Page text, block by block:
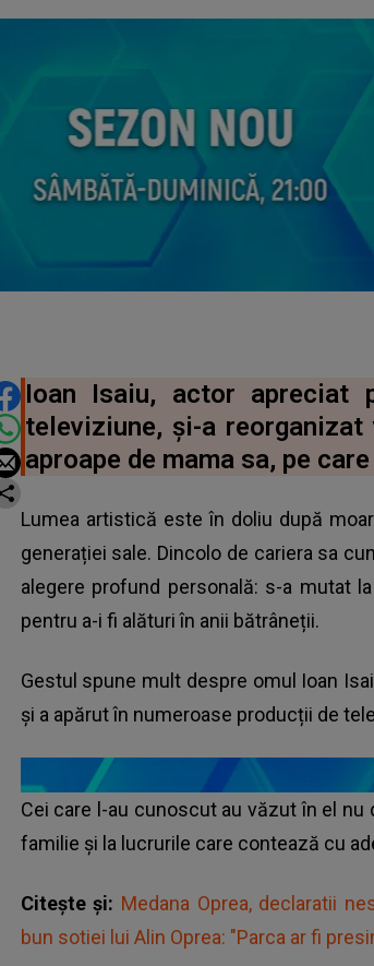
ARTICOLUL
Ioan Isaiu, actor apreciat
televiziune, și-a
aproape de mama sa, pe
Lumea artistică este în doliu după
generației sale. Dincolo de cariera sa
alegere profund personală: s-a mutat
pentru a-i fi alături în anii bătrâneții.
Gestul spune mult despre omul Ioan
și a apărut în numeroase producții de
Cei care l-au cunoscut au văzut în el
familie și la lucrurile care contează cu
Citește și: Medana Oprea, declaratii
bun sotiei lui Alin Oprea: "Parca ar fi